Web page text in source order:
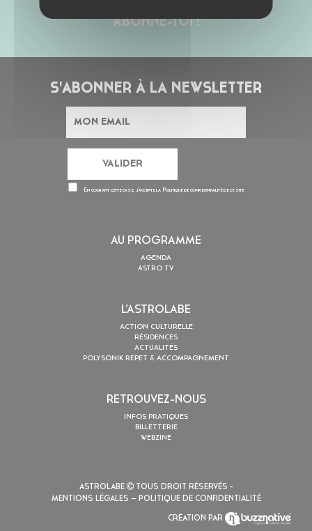
ABONNE-TOI !
S'ABONNER À LA NEWSLETTER
En cochant cette case, j’accepte la Politique de confidentialitéde ce site
AU PROGRAMME
AGENDA
ASTRO TV
L’ASTROLABE
ACTION CULTURELLE
RÉSIDENCES
ACTUALITÉS
POLYSONIK REPET & ACCOMPAGNEMENT
RETROUVEZ-NOUS
INFOS PRATIQUES
BILLETTERIE
WEBZINE
ASTROLABE
TOUS DROIT RÉSERVÉS -
MENTIONS LÉGALES – POLITIQUE DE CONFIDENTIALITÉ
CRÉATION PAR